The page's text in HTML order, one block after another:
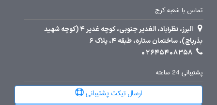
تماس با شعبه کرج
البرز، نظرآباد، الغدیر جنوبی، کوچه غدیر 4 (کوچه شهید
بذرپاچ)، ساختمان ستاره، طبقه 4، پلاک 6
02645408358
پشتیبانی 24 ساعته
ارسال تیکت پشتیبانی